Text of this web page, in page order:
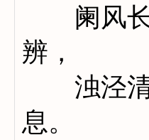
阑风长
辨，
浊泾清
息。